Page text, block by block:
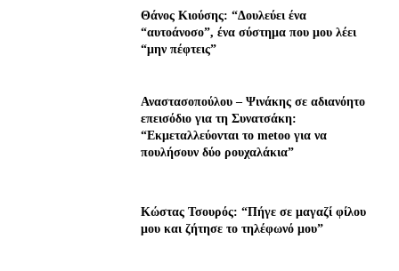
Θάνος Κιούσης: “Δουλεύει ένα
“αυτοάνοσο”, ένα σύστημα που μου λέει
“μην πέφτεις”
Αναστασοπούλου – Ψινάκης σε αδιανόητο
επεισόδιο για τη Συνατσάκη:
“Εκμεταλλεύονται το metoo για να
πουλήσουν δύο ρουχαλάκια”
Κώστας Τσουρός: “Πήγε σε μαγαζί φίλου
μου και ζήτησε το τηλέφωνό μου”